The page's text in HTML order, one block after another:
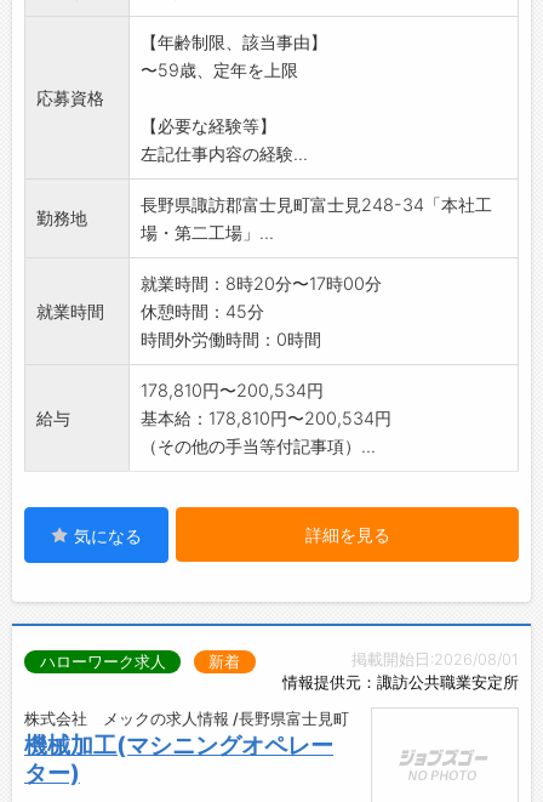
*仕事内容の詳細については、面接時説明しま
す。
*60歳以上の方で応募希望の方はご相談下さ
但し、労働条件は変更となります。
*短時間勤務を希望の方は、お問い合わせくださ
※変更範囲:会社の定める業務
応募資格
【年齢制限、該当事由】
〜59歳、定年を上限
【必要な経験等】
左記仕事内容の経験...
勤務地
長野県諏訪郡富士見町富士見248-34「本社工
場・第二工場」...
就業時間
就業時間：8時20分〜17時00分
休憩時間：45分
時間外労働時間：0時間
給与
178,810円〜200,534円
基本給：178,810円〜200,534円
（その他の手当等付記事項）...
気になる 詳細を見る
掲載開始日:2026/08/01
情報提供元：諏訪公共職業安定所
ハローワーク求人 新着
株式会社 メックの求人情報 /長野県富士見町
機械加工(マシニングオペレー
ター)